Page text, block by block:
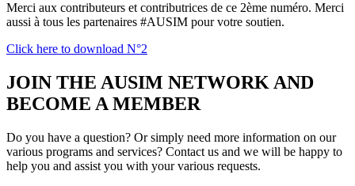
Merci aux contributeurs et contributrices de ce 2ème numéro. Merci
aussi à tous les partenaires #AUSIM pour votre soutien.
Click here to download N°2
JOIN THE AUSIM NETWORK AND
BECOME A MEMBER
Do you have a question? Or simply need more information on our
various programs and services? Contact us and we will be happy to
help you and assist you with your various requests.